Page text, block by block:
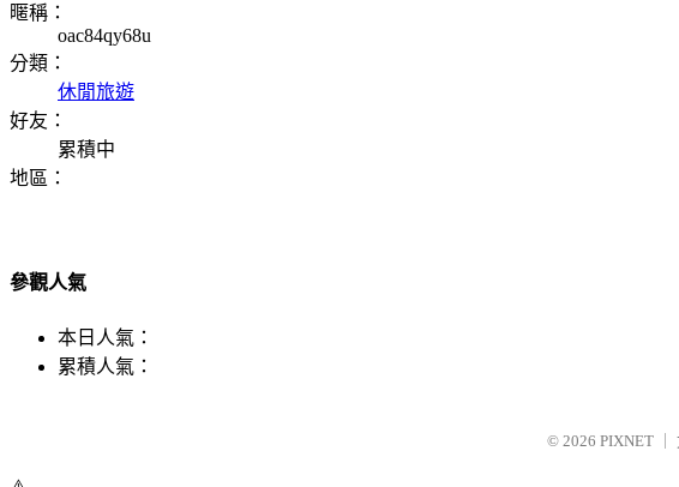
暱稱：
oac84qy68u
分類：
休閒旅遊
好友：
累積中
地區：
參觀人氣
本日人氣：
累積人氣：
© 2026 PIXNET